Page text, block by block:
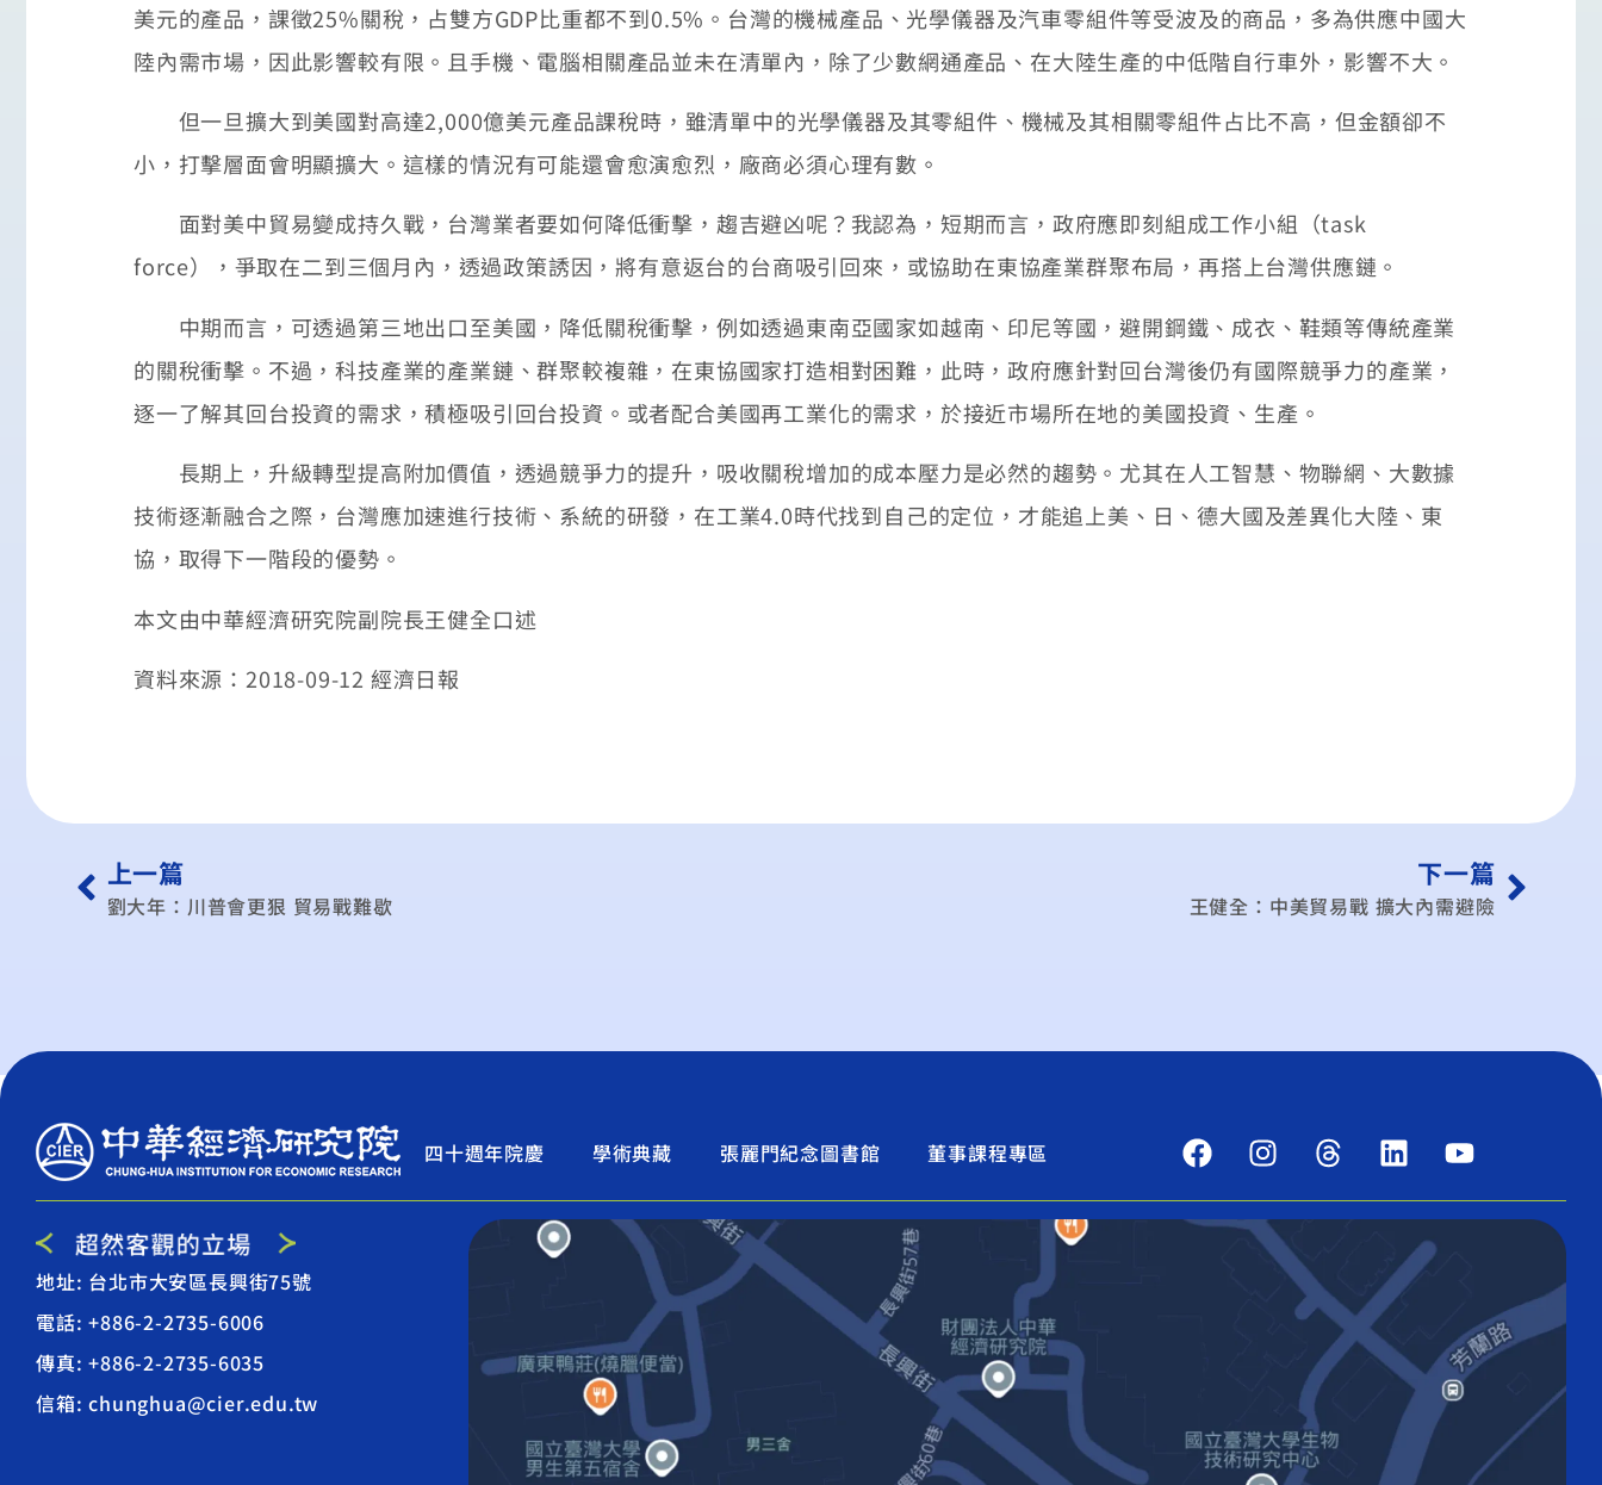
美元的產品，課徵25%關稅，占雙方GDP比重都不到0.5%。台灣的機械產品、光學儀器及汽車零組件等受波及的商品，多為供應中國大
陸內需市場，因此影響較有限。且手機、電腦相關產品並未在清單內，除了少數網通產品、在大陸生產的中低階自行車外，影響不大。
但一旦擴大到美國對高達2,000億美元產品課稅時，雖清單中的光學儀器及其零組件、機械及其相關零組件占比不高，但金額卻不
小，打擊層面會明顯擴大。這樣的情況有可能還會愈演愈烈，廠商必須心理有數。
面對美中貿易變成持久戰，台灣業者要如何降低衝擊，趨吉避凶呢？我認為，短期而言，政府應即刻組成工作小組（task
force），爭取在二到三個月內，透過政策誘因，將有意返台的台商吸引回來，或協助在東協產業群聚布局，再搭上台灣供應鏈。
中期而言，可透過第三地出口至美國，降低關稅衝擊，例如透過東南亞國家如越南、印尼等國，避開鋼鐵、成衣、鞋類等傳統產業
的關稅衝擊。不過，科技產業的產業鏈、群聚較複雜，在東協國家打造相對困難，此時，政府應針對回台灣後仍有國際競爭力的產業，
逐一了解其回台投資的需求，積極吸引回台投資。或者配合美國再工業化的需求，於接近市場所在地的美國投資、生產。
長期上，升級轉型提高附加價值，透過競爭力的提升，吸收關稅增加的成本壓力是必然的趨勢。尤其在人工智慧、物聯網、大數據
技術逐漸融合之際，台灣應加速進行技術、系統的研發，在工業4.0時代找到自己的定位，才能追上美、日、德大國及差異化大陸、東
協，取得下一階段的優勢。
本文由中華經濟研究院副院長王健全口述
資料來源：2018-09-12 經濟日報
上一篇
劉大年：川普會更狠 貿易戰難歇
下一篇
王健全：中美貿易戰 擴大內需避險
四十週年院慶 學術典藏 張麗門紀念圖書館 董事課程專區
地址: 台北市大安區長興街75號
電話: +886-2-2735-6006
傳真: +886-2-2735-6035
信箱: chunghua@cier.edu.tw